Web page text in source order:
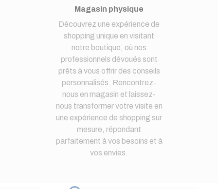
Magasin physique
Découvrez une expérience de
shopping unique en visitant
notre boutique, où nos
professionnels dévoués sont
prêts à vous offrir des conseils
personnalisés. Rencontrez-
nous en magasin et laissez-
nous transformer votre visite en
une expérience de shopping sur
mesure, répondant
parfaitement à vos besoins et à
vos envies.